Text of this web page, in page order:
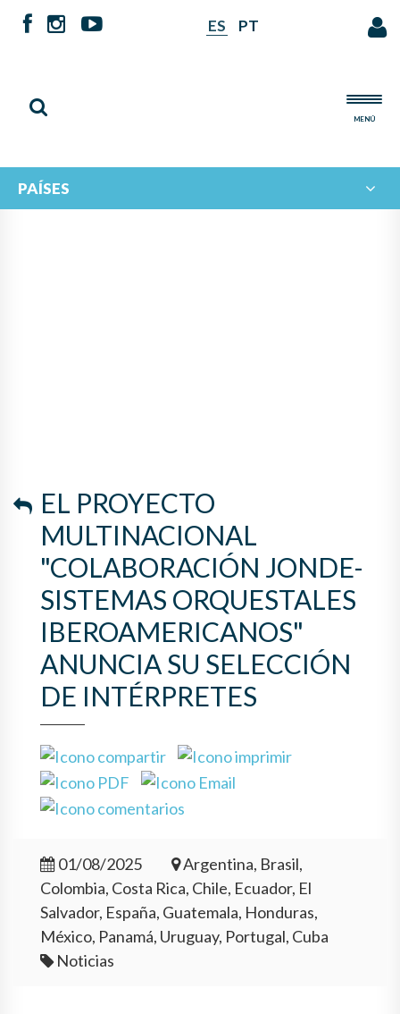
ES PT
MENÚ
PAÍSES
EL PROYECTO
MULTINACIONAL
"COLABORACIÓN JONDE-
SISTEMAS ORQUESTALES
IBEROAMERICANOS"
ANUNCIA SU SELECCIÓN
DE INTÉRPRETES
01/08/2025
Argentina, Brasil,
Colombia, Costa Rica, Chile, Ecuador, El
Salvador, España, Guatemala, Honduras,
México, Panamá, Uruguay, Portugal, Cuba
Noticias